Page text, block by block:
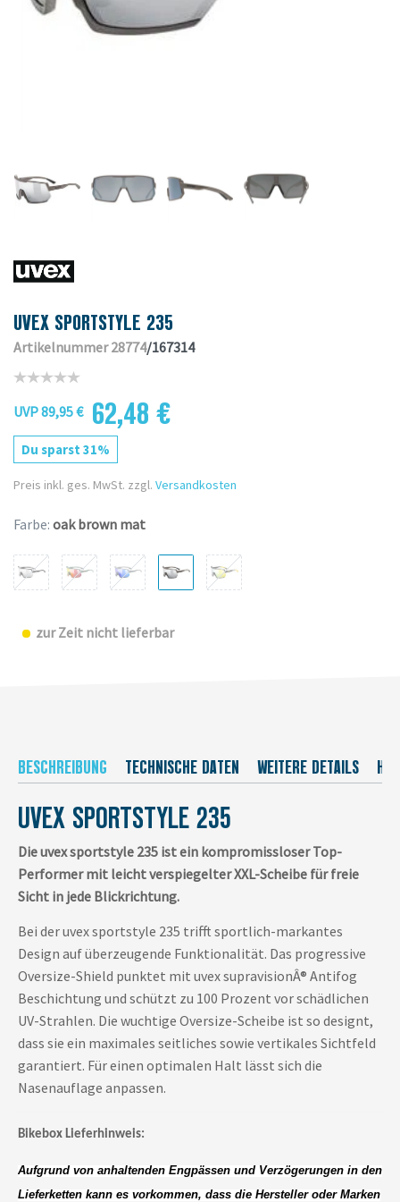
UVEX SPORTSTYLE 235
Artikelnummer 28774/167314
UVP 89,95 € 62,48 €
Du sparst 31%
Preis inkl. ges. MwSt. zzgl. Versandkosten
Farbe: oak brown mat
zur Zeit nicht lieferbar
BESCHREIBUNG TECHNISCHE DATEN WEITERE DETAILS
UVEX SPORTSTYLE 235
Die uvex sportstyle 235 ist ein kompromissloser Top-
Performer mit leicht verspiegelter XXL-Scheibe für freie
Sicht in jede Blickrichtung.
Bei der uvex sportstyle 235 trifft sportlich-markantes
Design auf überzeugende Funktionalität. Das progressive
Oversize-Shield punktet mit uvex supravisionÂ® Antifog
Beschichtung und schützt zu 100 Prozent vor schädlichen
UV-Strahlen. Die wuchtige Oversize-Scheibe ist so designt,
dass sie ein maximales seitliches sowie vertikales Sichtfeld
garantiert. Für einen optimalen Halt lässt sich die
Nasenauflage anpassen.
Bikebox Lieferhinweis:
Aufgrund von anhaltenden Engpässen und Verzögerungen in den
Lieferketten kann es vorkommen, dass die Hersteller oder Marken